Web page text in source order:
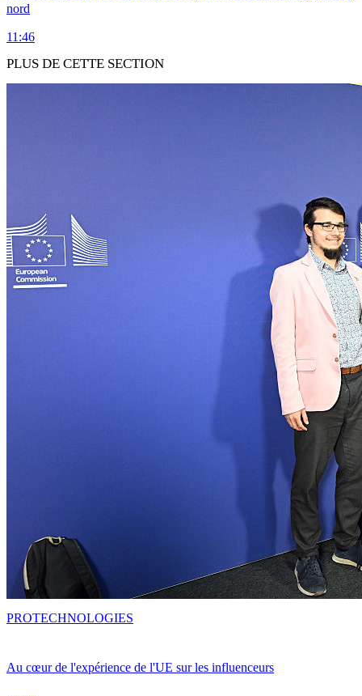
nord
11:46
PLUS DE CETTE SECTION
Au cœur de l'expérience de l'UE sur les influenceurs
PROTECHNOLOGIES